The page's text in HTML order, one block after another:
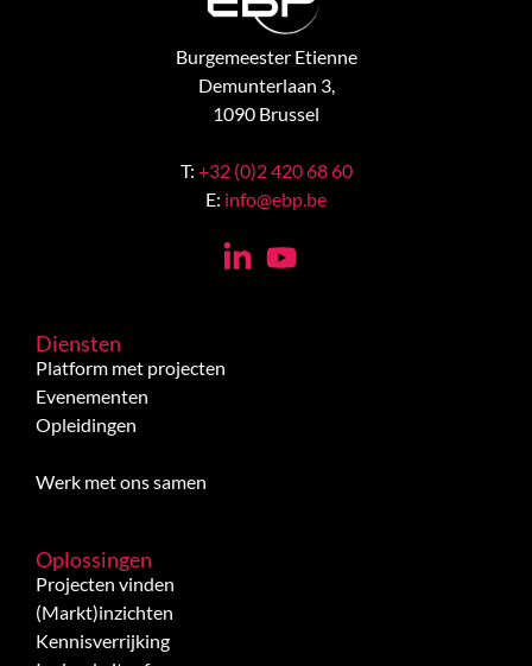
Burgemeester Etienne
Demunterlaan 3,
1090 Brussel
T: +32 (0)2 420 68 60
E: info@ebp.be
Diensten
Platform met projecten
Evenementen
Opleidingen
Werk met ons samen
Oplossingen
Projecten vinden
(Markt)inzichten
Kennisverrijking